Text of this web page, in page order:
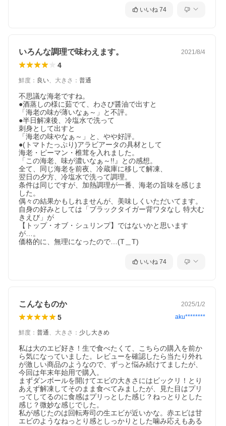
いいね 74
いろんな調理で味わえます。 2021/8/4
4
鮮度 ： 良い、 大きさ ： 普通
不思議な海老ですね。
●酒蒸しの様に茹でて、わさび醤油で出すと
「海老の味が薄いなぁ～」と不評。
●半日解凍後、冷塩水で洗って
刺身として出すと
「海老の味やなぁ～」と、やや好評。
●(トマトたっぷり)アラビアータの具材として
海老・ピーマン・椎茸を入れました。
「この海老、味が濃いなぁ～!!』との感想。
全て、同じ海老を前夜、冷蔵庫に移して解凍、
翌日の夕方、冷塩水で洗って調理。
条件は同じですが、加熱調理が一番、海老の旨味を感じま
した。
偶々の結果かもしれませんが、美味しくいただいてます。
自身の好みとしては「ブラックタイガー背ワタなし 特大む
きえび」が
【トップ・オブ・シュリンプ】ではないかと思います
が…。
価格的に、無理になったので…(T＿T)
いいね 74
こんなものか 2025/1/2
5 aku********
鮮度 ： 普通、 大きさ ： 少し大きめ
私は大のエビ好き！生で食べたくて、こちらの購入を前か
ら気になっていました。レビューを確認したら当たり外れ
が激しい商品のようなので、ずっと悩み続けてましたが、
今回は年末年始用で購入。
まずダンボールを開けてエビの大きさにはビックリ！とり
あえず解凍してそのまま食べてみましたが、見た目はプリ
ってしてるのに食感はプリっとした感じ？ねっとりとした
感じ？微妙な感じでした。
私が感じたのは回転寿司の生エビが近いかな。赤エビは甘
エビのようなねっとり感としっかりとした噛み応えもある